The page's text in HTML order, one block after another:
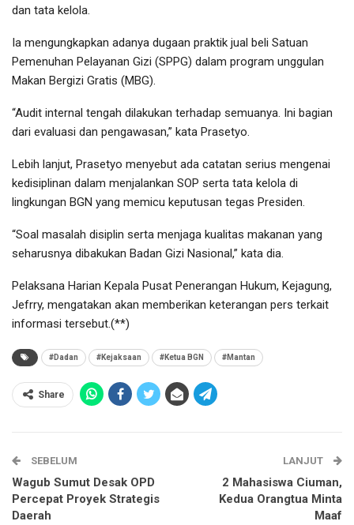
dan tata kelola.
Ia mengungkapkan adanya dugaan praktik jual beli Satuan
Pemenuhan Pelayanan Gizi (SPPG) dalam program unggulan
Makan Bergizi Gratis (MBG).
“Audit internal tengah dilakukan terhadap semuanya. Ini bagian
dari evaluasi dan pengawasan,” kata Prasetyo.
Lebih lanjut, Prasetyo menyebut ada catatan serius mengenai
kedisiplinan dalam menjalankan SOP serta tata kelola di
lingkungan BGN yang memicu keputusan tegas Presiden.
“Soal masalah disiplin serta menjaga kualitas makanan yang
seharusnya dibakukan Badan Gizi Nasional,” kata dia.
Pelaksana Harian Kepala Pusat Penerangan Hukum, Kejagung,
Jefrry, mengatakan akan memberikan keterangan pers terkait
informasi tersebut.(**)
#Dadan #Kejaksaan #Ketua BGN #Mantan
Share
SEBELUM
Wagub Sumut Desak OPD
Percepat Proyek Strategis
Daerah
LANJUT
2 Mahasiswa Ciuman,
Kedua Orangtua Minta
Maaf